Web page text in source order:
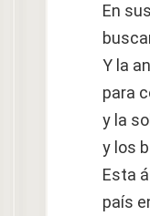
En
Y la
para
y la
y los
Esta
país